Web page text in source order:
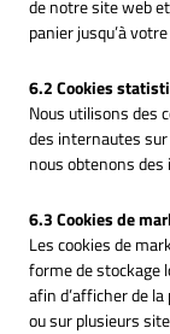
de notre site web
panier jusqu’à
6.2 Cookies
Nous utilisons des
des internautes
nous obtenons
6.3 Cookies de
Les cookies de
forme de stockage
afin d’afficher de
ou sur plusieurs